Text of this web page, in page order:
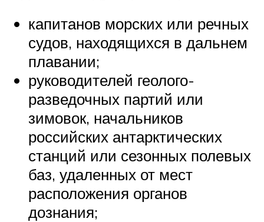
капитанов морских или речных
судов, находящихся в дальнем
плавании;
руководителей геолого-
разведочных партий или
зимовок, начальников
российских антарктических
станций или сезонных полевых
баз, удаленных от мест
расположения органов
дознания;